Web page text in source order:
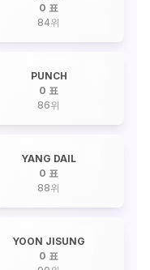
0 표
84위
PUNCH
0 표
86위
YANG DAIL
0 표
88위
YOON JISUNG
0 표